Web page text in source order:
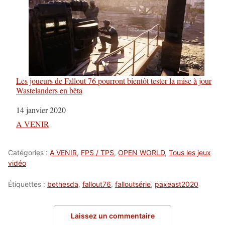
Les joueurs de Fallout 76 pourront bientôt tester la mise à jour
Wastelanders en bêta
Date
14 janvier 2020
Par rapport à
A VENIR
Catégories : A VENIR, FPS / TPS, OPEN WORLD, Tous les jeux
vidéo
Étiquettes : bethesda, fallout76, falloutsérie, paxeast2020
Laissez un commentaire